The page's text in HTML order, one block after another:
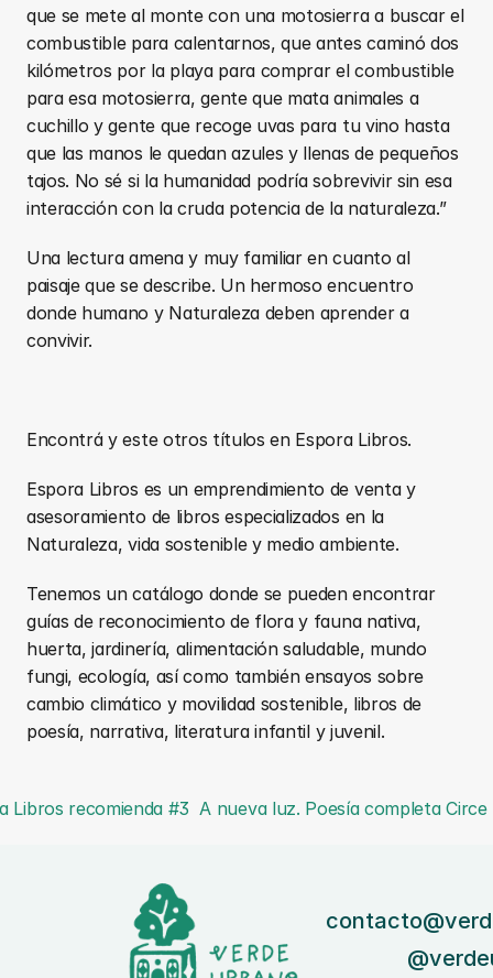
que se mete al monte con una motosierra a buscar el
combustible para calentarnos, que antes caminó dos
kilómetros por la playa para comprar el combustible
para esa motosierra, gente que mata animales a
cuchillo y gente que recoge uvas para tu vino hasta
que las manos le quedan azules y llenas de pequeños
tajos. No sé si la humanidad podría sobrevivir sin esa
interacción con la cruda potencia de la naturaleza.”
Una lectura amena y muy familiar en cuanto al
paisaje que se describe. Un hermoso encuentro
donde humano y Naturaleza deben aprender a
convivir.
Encontrá y este otros títulos en Espora Libros.
Espora Libros es un emprendimiento de venta y
asesoramiento de libros especializados en la
Naturaleza, vida sostenible y medio ambiente.
Tenemos un catálogo donde se pueden encontrar
guías de reconocimiento de flora y fauna nativa,
huerta, jardinería, alimentación saludable, mundo
fungi, ecología, así como también ensayos sobre
cambio climático y movilidad sostenible, libros de
poesía, narrativa, literatura infantil y juvenil.
Libros recomienda #3  A nueva luz. Poesía completa Circe